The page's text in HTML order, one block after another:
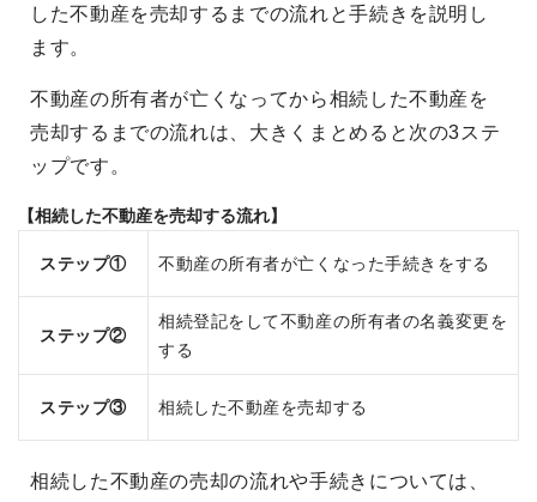
した不動産を売却するまでの流れと手続きを説明し
ます。
不動産の所有者が亡くなってから相続した不動産を
売却するまでの流れは、大きくまとめると次の3ステ
ップです。
【相続した不動産を売却する流れ】
ステップ① 不動産の所有者が亡くなった手続きをする
ステップ②
相続登記をして不動産の所有者の名義変更を
する
ステップ③ 相続した不動産を売却する
相続した不動産の売却の流れや手続きについては、